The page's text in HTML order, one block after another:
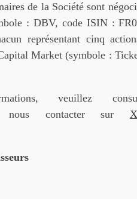
de la Société sont
: DBV, code ISIN :
représentant cinq
Market (symbole :
veuillez
contacter sur